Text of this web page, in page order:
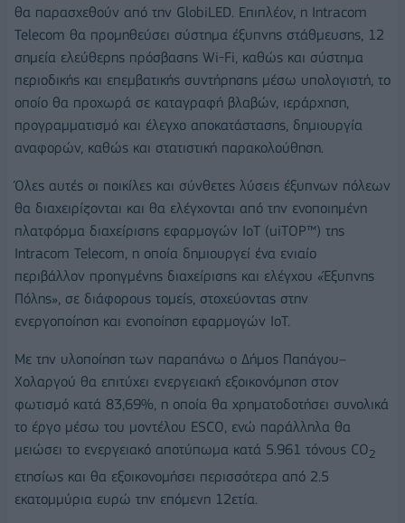
θα παρασχεθούν από την GlobiLED. Επιπλέον, η Intracom
Telecom θα προμηθεύσει σύστημα έξυπνης στάθμευσης, 12
σημεία ελεύθερης πρόσβασης Wi-Fi, καθώς και σύστημα
περιοδικής και επεμβατικής συντήρησης μέσω υπολογιστή, το
οποίο θα προχωρά σε καταγραφή βλαβών, ιεράρχηση,
προγραμματισμό και έλεγχο αποκατάστασης, δημιουργία
αναφορών, καθώς και στατιστική παρακολούθηση.
Όλες αυτές οι ποικίλες και σύνθετες λύσεις έξυπνων πόλεων
θα διαχειρίζονται και θα ελέγχονται από την ενοποιημένη
πλατφόρμα διαχείρισης εφαρμογών IoT (uiTOP™) της
Intracom Telecom, η οποία δημιουργεί ένα ενιαίο
περιβάλλον προηγμένης διαχείρισης και ελέγχου «Έξυπνης
Πόλης», σε διάφορους τομείς, στοχεύοντας στην
ενεργοποίηση και ενοποίηση εφαρμογών IoT.
Με την υλοποίηση των παραπάνω ο Δήμος Παπάγου–
Χολαργού θα επιτύχει ενεργειακή εξοικονόμηση στον
φωτισμό κατά 83,69%, η οποία θα χρηματοδοτήσει συνολικά
το έργο μέσω του μοντέλου ESCO, ενώ παράλληλα θα
μειώσει το ενεργειακό αποτύπωμα κατά 5.961 τόνους CO2
ετησίως και θα εξοικονομήσει περισσότερα από 2.5
εκατομμύρια ευρώ την επόμενη 12ετία.